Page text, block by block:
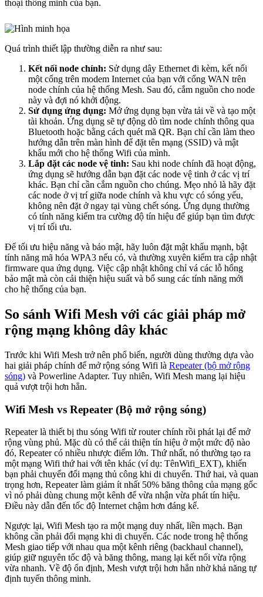
thoại thông minh của bạn.
Quá trình thiết lập thường diễn ra như sau:
Kết nối node chính: Sử dụng dây Ethernet đi kèm, kết nối
một cổng trên modem Internet của bạn với cổng WAN trên
node chính của hệ thống Mesh. Sau đó, cắm nguồn cho node
này và đợi nó khởi động.
Sử dụng ứng dụng: Mở ứng dụng bạn vừa tải về và tạo một
tài khoản. Ứng dụng sẽ tự động dò tìm node chính thông qua
Bluetooth hoặc bằng cách quét mã QR. Bạn chỉ cần làm theo
hướng dẫn trên màn hình để đặt tên mạng (SSID) và mật
khẩu mới cho hệ thống Wifi của mình.
Lắp đặt các node vệ tinh: Sau khi node chính đã hoạt động,
ứng dụng sẽ hướng dẫn bạn đặt các node vệ tinh ở các vị trí
khác. Bạn chỉ cần cắm nguồn cho chúng. Mẹo nhỏ là hãy đặt
các node ở vị trí giữa node chính và khu vực có sóng yếu,
không nên đặt ở ngay tại vùng chết sóng. Ứng dụng thường
có tính năng kiểm tra cường độ tín hiệu để giúp bạn tìm được
vị trí tối ưu.
Để tối ưu hiệu năng và bảo mật, hãy luôn đặt mật khẩu mạnh, bật
tính năng mã hóa WPA3 nếu có, và thường xuyên kiểm tra cập nhật
firmware qua ứng dụng. Việc cập nhật không chỉ vá các lỗ hổng
bảo mật mà còn cải thiện hiệu suất và bổ sung các tính năng mới
cho hệ thống của bạn.
So sánh Wifi Mesh với các giải pháp mở
rộng mạng không dây khác
Trước khi Wifi Mesh trở nên phổ biến, người dùng thường dựa vào
hai giải pháp chính để mở rộng sóng Wifi là Repeater (bộ mở rộng
sóng) và Powerline Adapter. Tuy nhiên, Wifi Mesh mang lại hiệu
quả vượt trội hơn hẳn.
Wifi Mesh vs Repeater (Bộ mở rộng sóng)
Repeater là thiết bị thu sóng Wifi từ router chính rồi phát lại để mở
rộng vùng phủ. Mặc dù có thể cải thiện tín hiệu ở một mức độ nào
đó, Repeater có nhiều nhược điểm lớn. Thứ nhất, nó thường tạo ra
một mạng Wifi thứ hai với tên khác (ví dụ: TênWifi_EXT), khiến
bạn phải chuyển đổi mạng thủ công khi di chuyển. Thứ hai, và quan
trọng hơn, Repeater làm giảm ít nhất 50% băng thông của mạng gốc
vì nó phải dùng chung một kênh để vừa nhận vừa phát tín hiệu.
Điều này dẫn đến tốc độ Internet chậm hơn đáng kể.
Ngược lại, Wifi Mesh tạo ra một mạng duy nhất, liền mạch. Bạn
không cần phải đổi mạng khi di chuyển. Các node trong hệ thống
Mesh giao tiếp với nhau qua một kênh riêng (backhaul channel),
giúp giữ nguyên tốc độ và băng thông, mang lại kết nối vừa rộng
vừa nhanh. Về độ ổn định, Mesh vượt trội hơn hẳn nhờ khả năng tự
định tuyến thông minh.